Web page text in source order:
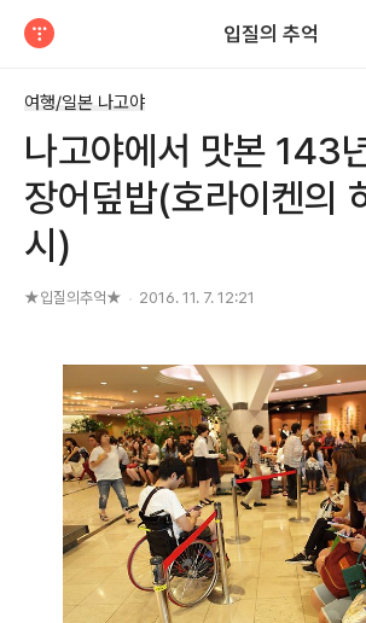
입질의 추억
여행/일본 나고야
나고야에서 맛본 143
장어덮밥(호라이켄의
시)
★입질의추억★ 2016. 11. 7. 12:21